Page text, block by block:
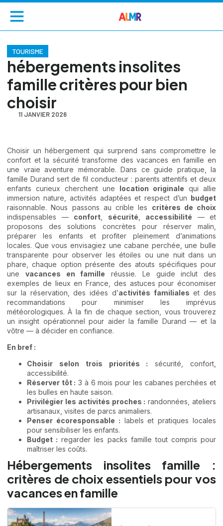
TOURISME
hébergements insolites
famille critères pour bien
choisir
11 JANVIER 2026
Choisir un hébergement qui surprend sans compromettre le
confort et la sécurité transforme des vacances en famille en
une vraie aventure mémorable. Dans ce guide pratique, la
famille Durand sert de fil conducteur : parents attentifs et deux
enfants curieux cherchent une location originale qui allie
immersion nature, activités adaptées et respect d’un budget
raisonnable. Nous passons au crible les critères de choix
indispensables — confort sécurité accessibilité — et
proposons des solutions concrètes pour réserver malin,
préparer les enfants et profiter pleinement d’animations
locales. Que vous envisagiez une cabane perchée, une bulle
transparente pour observer les étoiles ou une nuit dans un
phare, chaque option présente des atouts spécifiques pour
une vacances en famille réussie. Le guide inclut des
exemples de lieux en France, des astuces pour économiser
sur la réservation, des idées d’activités familiales et des
recommandations pour minimiser les imprévus
météorologiques. À la fin de chaque section, vous trouverez
un insight opérationnel pour aider la famille Durand — et la
vôtre — à décider en confiance.
En bref :
Choisir selon trois priorités : sécurité, confort,
accessibilité.
Réserver tôt : 3 à 6 mois pour les cabanes perchées et
les bulles en haute saison.
Privilégier les activités proches : randonnées, ateliers
artisanaux, visites de parcs animaliers.
Penser écoresponsable : labels et pratiques locales
pour sensibiliser les enfants.
Budget : regarder les packs famille tout compris pour
maîtriser les coûts.
Hébergements insolites famille :
critères de choix essentiels pour vos
vacances en famille